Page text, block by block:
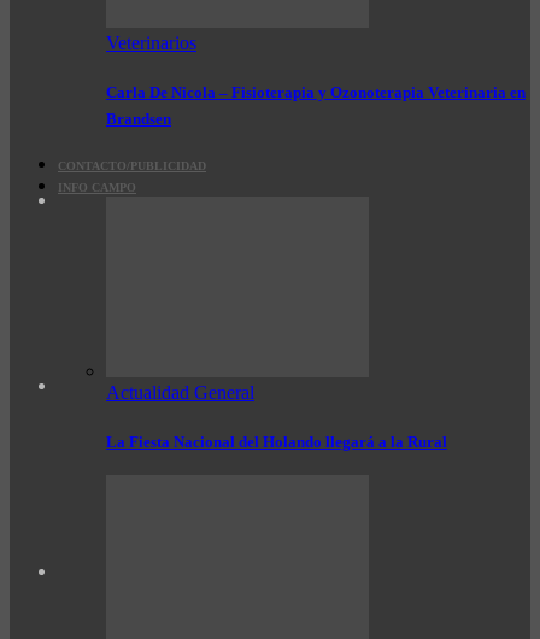
Veterinarios
Carla De Nicola – Fisioterapia y Ozonoterapia Veterinaria en
Brandsen
CONTACTO/PUBLICIDAD
INFO CAMPO
Actualidad General
La Fiesta Nacional del Holando llegará a la Rural